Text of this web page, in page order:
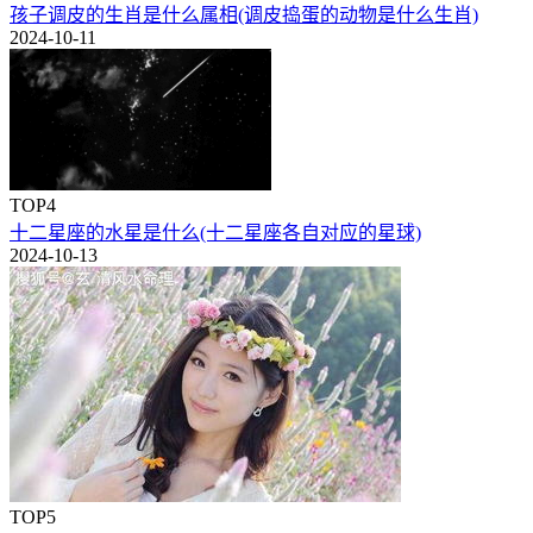
孩子调皮的生肖是什么属相(调皮捣蛋的动物是什么生肖)
2024-10-11
TOP4
十二星座的水星是什么(十二星座各自对应的星球)
2024-10-13
TOP5